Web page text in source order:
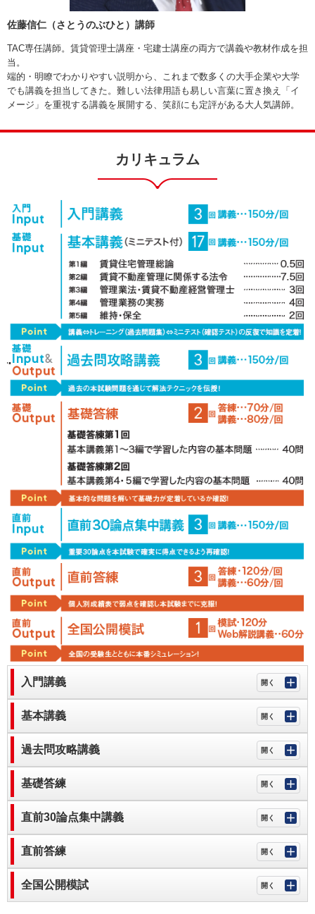
佐藤信仁（さとうのぶひと）講師
TAC専任講師。賃貸管理士講座・宅建士講座の両方で講義や教材作成を担
当。
端的・明瞭でわかりやすい説明から、これまで数多くの大手企業や大学
でも講義を担当してきた。難しい法律用語も易しい言葉に置き換え「イ
メージ」を重視する講義を展開する、笑顔にも定評がある大人気講師。
カリキュラム
入門講義
基本講義
過去問攻略講義
基礎答練
直前30論点集中講義
直前答練
全国公開模試